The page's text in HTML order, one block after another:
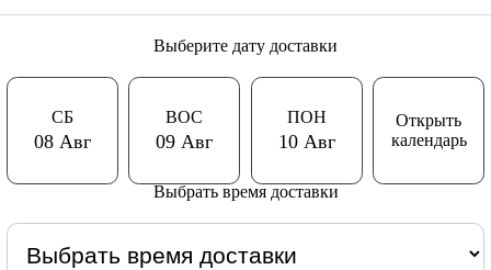
Выберите дату доставки
СБ
08 Авг
ВОС
09 Авг
ПОН
10 Авг
Открыть
календарь
Выбрать время доставки